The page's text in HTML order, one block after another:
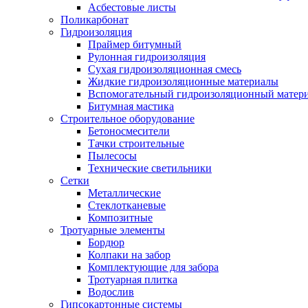
Асбестовые листы
Поликарбонат
Гидроизоляция
Праймер битумный
Рулонная гидроизоляция
Сухая гидроизоляционная смесь
Жидкие гидроизоляционные материалы
Вспомогательный гидроизоляционный
Битумная мастика
Строительное оборудование
Бетоносмесители
Тачки строительные
Пылесосы
Технические светильники
Сетки
Металлические
Стеклотканевые
Композитные
Тротуарные элементы
Бордюр
Колпаки на забор
Комплектующие для забора
Тротуарная плитка
Водослив
Гипсокартонные системы